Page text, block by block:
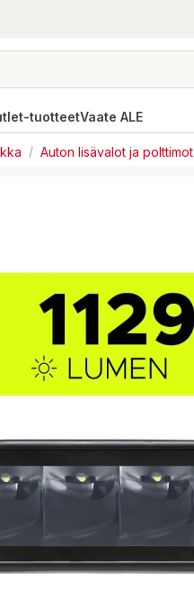
tuotteetVaate ALE
/ Auton lisävalot ja polttimot